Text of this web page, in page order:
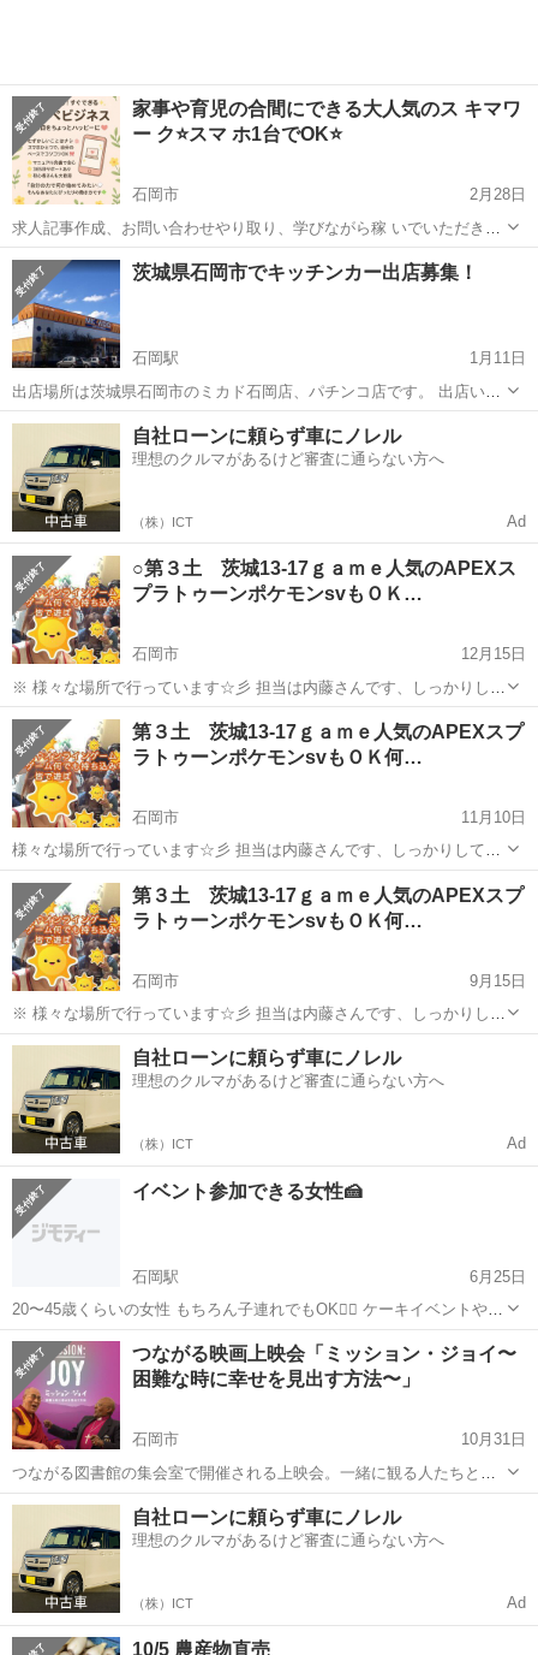
家事や育児の合間にできる大人気のス キマワ
ー ク⭐️スマ ホ1台でOK⭐️
石岡市
2月28日
求人記事作成、お問い合わせやり取り、学びながら稼 いでいただきま
す。 【活動時間】 ご自身の出来る時間帯で大丈夫です。 1日1時間〜
OK ※長期的にお付き合いできる方で、業 務 連 絡をコマメにとれる方
を...
茨城 石岡市 その他 時間帯
茨城県石岡市でキッチンカー出店募集！
石岡駅
1月11日
出店場所は茨城県石岡市のミカド石岡店、パチンコ店です。 出店いた
だけますキッチンカー様を募集しています！ 「この日が空いてるな
ぁ」とお困りの皆様、 ぜひお気軽にご連絡下さい！ 出店料は無料で、
電気・水道設備あ...
茨城 石岡市 石岡駅 その他 キッチンカー
自社ローンに頼らず車にノレル
理想のクルマがあるけど審査に通らない方へ
（株）ICT Ad
○第３土 茨城13-17ｇａｍｅ人気のAPEXス
プラトゥーンポケモンsvもＯＫ…
石岡市
12月15日
※ 様々な場所で行っています☆彡 担当は内藤さんです、しっかりして
いる中でも周りを見て 色々なことを知っている方なので質問してみる
といいと思います✴ このイベントはｇａｍｅを主に？何か人と人が繋
がれたらと企画...
茨城 石岡市 その他 ゲーム
第３土 茨城13-17ｇａｍｅ人気のAPEXスプ
ラトゥーンポケモンsvもＯＫ何…
石岡市
11月10日
様々な場所で行っています☆彡 担当は内藤さんです、しっかりしてい
る中でも周りを見て 色々なことを知っている方なので質問してみると
いいと思います✴ このイベントはｇａｍｅを主に？何か人と人が繋が
れたらと企画した ...
茨城 石岡市 その他 ゲーム
第３土 茨城13-17ｇａｍｅ人気のAPEXスプ
ラトゥーンポケモンsvもＯＫ何…
石岡市
9月15日
※ 様々な場所で行っています☆彡 担当は内藤さんです、しっかりして
いる中でも周りを見て 色々なことを知っている方なので質問してみる
といいと思います✴ このイベントはｇａｍｅを主に？何か人と人が繋
がれたらと企画...
茨城 石岡市 その他 ゲーム
自社ローンに頼らず車にノレル
理想のクルマがあるけど審査に通らない方へ
（株）ICT Ad
イベント参加できる女性🍰
石岡駅
6月25日
20〜45歳くらいの女性 もちろん子連れでもOK🙆‍♀️ ケーキイベントや
ハーバリウムボールペン作りなど様々🎵 帰りにお土産もあります🛍️ 場
所は石岡です
茨城 石岡市 石岡駅 その他 子連れ
つながる映画上映会「ミッション・ジョイ〜
困難な時に幸せを見出す方法〜」
石岡市
10月31日
つながる図書館の集会室で開催される上映会。一緒に観る人たちとの
出会い、見終わった後の対話を通して、新しい世界が広がっていま
す。今回は、ダライ・ラマ法王とツツ大主教のドキュメンタリーを通
して、困難な時にもなお、幸せを見出し、喜...
茨城 石岡市 その他 上映会
自社ローンに頼らず車にノレル
理想のクルマがあるけど審査に通らない方へ
（株）ICT Ad
10/5 農産物直売